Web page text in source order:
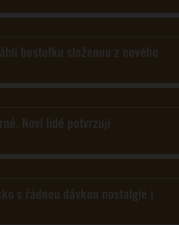
bestofku složenou z nového
Noví lidé potvrzují
s řádnou dávkou nostalgie i